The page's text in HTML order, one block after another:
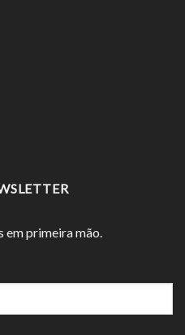
em primeira mão.